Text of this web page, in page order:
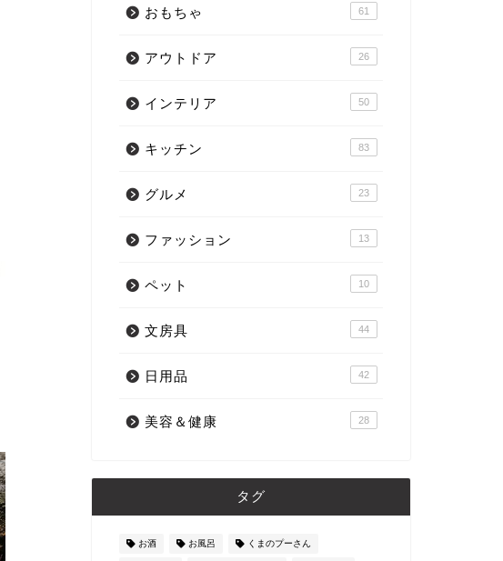
おもちゃ 61
アウトドア 26
インテリア 50
キッチン 83
グルメ 23
ファッション 13
ペット 10
文房具 44
日用品 42
美容＆健康 28
タグ
お酒 お風呂 くまのプーさん